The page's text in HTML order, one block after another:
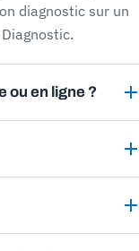
diagnostic sur un
ou en ligne ?